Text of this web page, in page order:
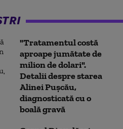
"Tratamentul costă
aproape jumătate de
milion de dolari".
Detalii despre starea
Alinei Pușcău,
diagnosticată cu o
boală gravă